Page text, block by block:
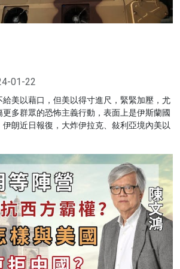
01-22
美以藉口，但美以得寸進尺，緊緊加壓，尤
多群眾的恐怖主義行動，表面上是伊斯蘭國
朗近日報復，大炸伊拉克、敍利亞境內美以